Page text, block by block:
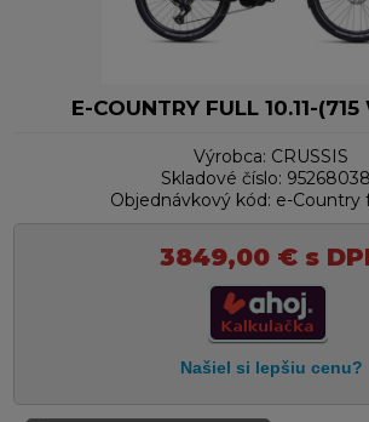
E-COUNTRY FULL 10.11-
Výrobca: CRUSSIS
Skladové číslo:
Objednávkový kód: e-Country
3849,00 €s